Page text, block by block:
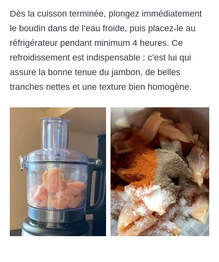
Dès la cuisson terminée, plongez immédiatement
le boudin dans de l’eau froide, puis placez-le au
réfrigérateur pendant minimum 4 heures. Ce
refroidissement est indispensable : c’est lui qui
assure la bonne tenue du jambon, de belles
tranches nettes et une texture bien homogène.